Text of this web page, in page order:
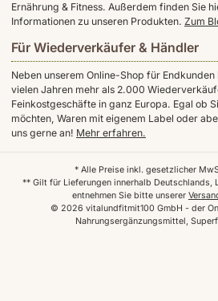
Ernährung & Fitness. Außerdem finden Sie
Informationen zu unseren Produkten. Zum
Für Wiederverkäufer & Händler
Neben unserem Online-Shop für
vielen Jahren mehr als 2.000
Feinkostgeschäfte in ganz Europa. Egal ob
möchten, Waren mit eigenem Label oder
uns gerne an! Mehr erfahren.
© 2026 vitalundfitmit100 GmbH - der
Nahrungsergänzungsmittel,
* Alle Preise inkl. gesetzlicher
** Gilt für Lieferungen innerhalb Deutschlands,
entnehmen Sie bitte unserer